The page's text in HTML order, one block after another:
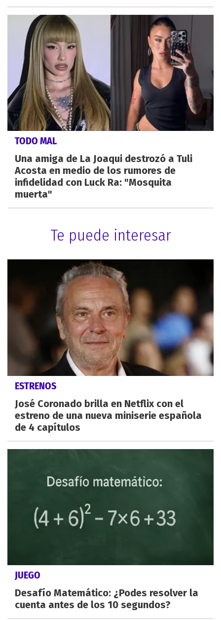
TODO MAL
Una amiga de La Joaqui destrozó a Tuli
Acosta en medio de los rumores de
infidelidad con Luck Ra: "Mosquita
muerta"
Te puede interesar
ESTRENOS
José Coronado brilla en Netflix con el
estreno de una nueva miniserie española
de 4 capítulos
JUEGO
Desafío Matemático: ¿Podes resolver la
cuenta antes de los 10 segundos?